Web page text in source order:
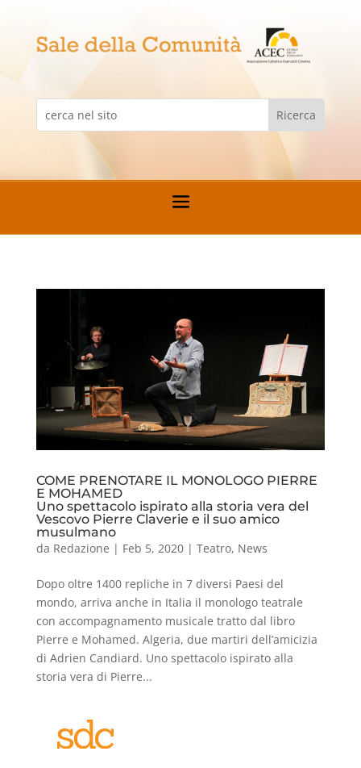
COME PRENOTARE IL MONOLOGO PIERRE
E MOHAMED
Uno spettacolo ispirato alla storia vera del
Vescovo Pierre Claverie e il suo amico
musulmano
da Redazione | Feb 5, 2020| Teatro, News
Dopo oltre 1400 repliche in 7 diversi Paesi del
mondo, arriva anche in Italia il monologo teatrale
con accompagnamento musicale tratto dal libro
Pierre e Mohamed. Algeria, due martiri dell’amicizia
di Adrien Candiard. Uno spettacolo ispirato alla
storia vera di Pierre...